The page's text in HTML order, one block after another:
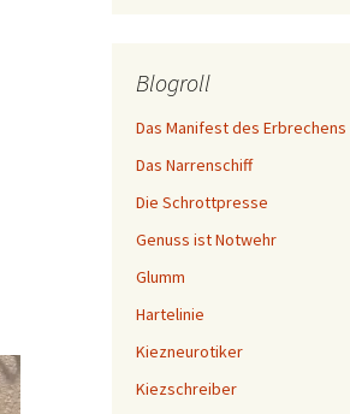
Blogroll
Das Manifest des Erbrechens
Das Narrenschiff
Die Schrottpresse
Genuss ist Notwehr
Glumm
Hartelinie
Kiezneurotiker
Kiezschreiber